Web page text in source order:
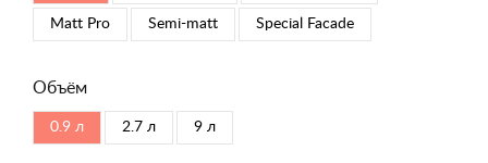
Matt Pro Semi-matt Special Faсade
Объём
0.9 л 2.7 л 9 л